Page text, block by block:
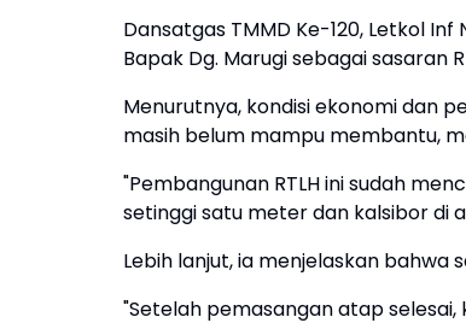
Dansatgas TMMD Ke-120, Letkol
Bapak Dg. Marugi sebagai sasaran
Menurutnya, kondisi ekonomi dan
masih belum mampu membantu,
"Pembangunan RTLH ini sudah
setinggi satu meter dan kalsibor di
Lebih lanjut, ia menjelaskan bahwa
"Setelah pemasangan atap